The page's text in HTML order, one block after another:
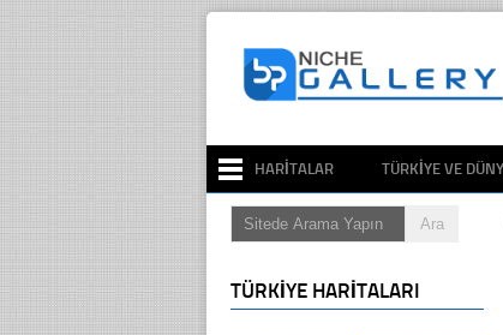
HARITALAR TÜRKIYE VE
TÜRKIYE HARITALARI